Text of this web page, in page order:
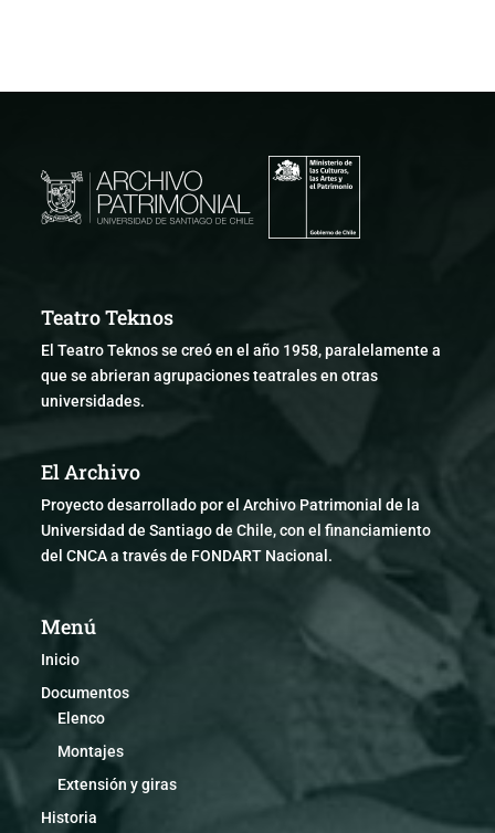
Teatro Teknos
El Teatro Teknos se creó en el año 1958, paralelamente a
que se abrieran agrupaciones teatrales en otras
universidades.
El Archivo
Proyecto desarrollado por el Archivo Patrimonial de la
Universidad de Santiago de Chile, con el financiamiento
del CNCA a través de FONDART Nacional.
Menú
Inicio
Documentos
Elenco
Montajes
Extensión y giras
Historia